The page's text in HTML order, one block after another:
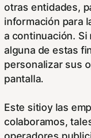
otras entidades,
información para
a continuación.
alguna de estas
personalizar sus
pantalla.
Este sitioy las
colaboramos,